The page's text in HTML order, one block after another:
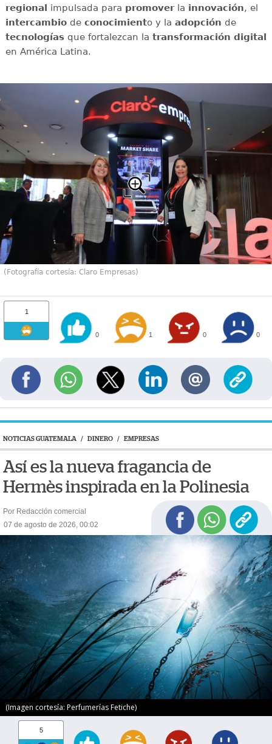
regional impulsada para promoverla innovación, el
intercambiode conocimiento y la adopción de
tecnologíasque fortalezcan la transformación digital
en América Latina.
(Fotografía cortesía: Claro Empresas)
1
0 1 0 0
NOTICIAS GUATEMALA / DINERO / EMPRESAS
Así es la nueva fragancia de
Hermès inspirada en la Polinesia
Por Redacción comercial
07 de agosto de 2026, 00:02
(Imagen cortesía: Perfumerías Fetiche)
5